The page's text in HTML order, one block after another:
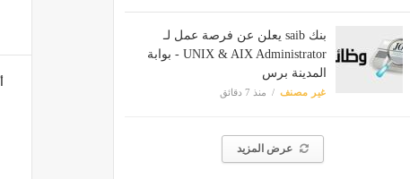
بنك saib يعلن عن فرصة عمل لـ
UNIX & AIX Administrator - بوابة
المدينة برس
غير مصنف منذ 7 دقائق
عرض المزيد